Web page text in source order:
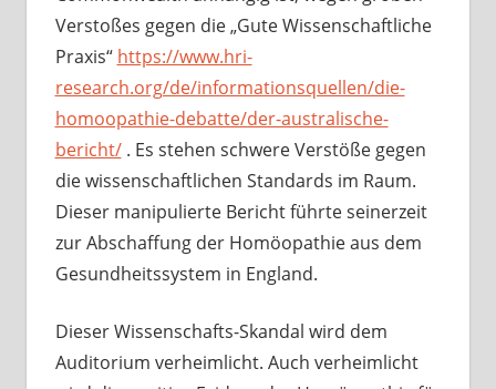
Verstoßes gegen die „Gute Wissenschaftliche
Praxis“ https://www.hri-
research.org/de/informationsquellen/die-
homoopathie-debatte/der-australische-
bericht/. Es stehen schwere Verstöße gegen
die wissenschaftlichen Standards im Raum.
Dieser manipulierte Bericht führte seinerzeit
zur Abschaffung der Homöopathie aus dem
Gesundheitssystem in England.
Dieser Wissenschafts-Skandal wird dem
Auditorium verheimlicht. Auch verheimlicht